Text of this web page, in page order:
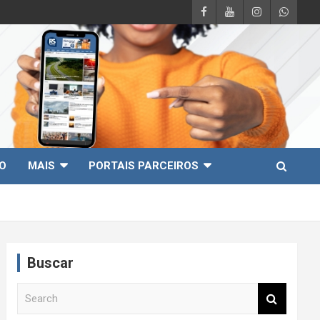
MAIS PORTAIS PARCEIROS
Buscar